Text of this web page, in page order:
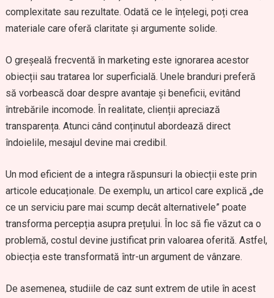
complexitate sau rezultate. Odată ce le înțelegi, poți crea
materiale care oferă claritate și argumente solide.
O greșeală frecventă în marketing este ignorarea acestor
obiecții sau tratarea lor superficială. Unele branduri preferă
să vorbească doar despre avantaje și beneficii, evitând
întrebările incomode. În realitate, clienții apreciază
transparența. Atunci când conținutul abordează direct
îndoielile, mesajul devine mai credibil.
Un mod eficient de a integra răspunsuri la obiecții este prin
articole educaționale. De exemplu, un articol care explică „de
ce un serviciu pare mai scump decât alternativele” poate
transforma percepția asupra prețului. În loc să fie văzut ca o
problemă, costul devine justificat prin valoarea oferită. Astfel,
obiecția este transformată într-un argument de vânzare.
De asemenea, studiile de caz sunt extrem de utile în acest